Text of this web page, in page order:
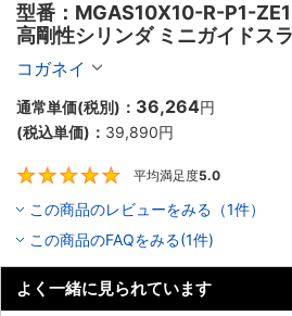
型番：MGAS10X10-R-P1-
高剛性シリンダ ミニガイドス
コガネイ
通常単価(税別)： 36,264円
(税込単価)： 39,890円
平均満足度5.0
この商品のレビューをみる（1件）
この商品のFAQをみる(1件)
よく一緒に見られています